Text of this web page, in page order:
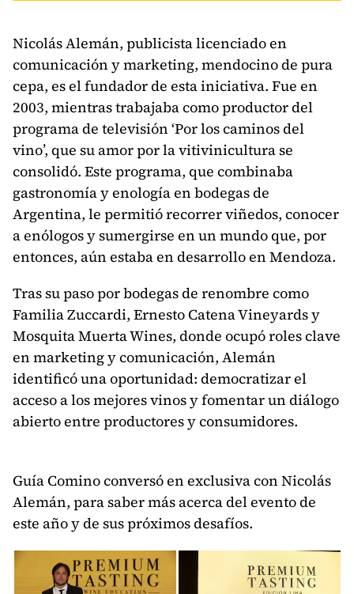
Nicolás Alemán, publicista licenciado en
comunicación y marketing, mendocino de pura
cepa, es el fundador de esta iniciativa. Fue en
2003, mientras trabajaba como productor del
programa de televisión ‘Por los caminos del
vino’, que su amor por la vitivinicultura se
consolidó. Este programa, que combinaba
gastronomía y enología en bodegas de
Argentina, le permitió recorrer viñedos, conocer
a enólogos y sumergirse en un mundo que, por
entonces, aún estaba en desarrollo en Mendoza.
Tras su paso por bodegas de renombre como
Familia Zuccardi, Ernesto Catena Vineyards y
Mosquita Muerta Wines, donde ocupó roles clave
en marketing y comunicación, Alemán
identificó una oportunidad: democratizar el
acceso a los mejores vinos y fomentar un diálogo
abierto entre productores y consumidores.
Guía Comino conversó en exclusiva con Nicolás
Alemán, para saber más acerca del evento de
este año y de sus próximos desafíos.